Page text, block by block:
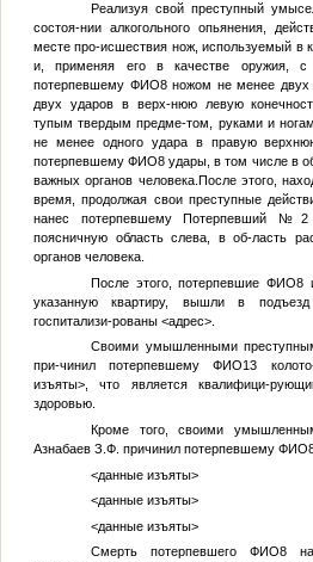
Реализуя свой преступный
состоя-нии алкогольного опьянения,
месте про-исшествия нож, используемый в
и, применяя его в качестве оружия,
потерпевшему ФИО8ножом не менее двух
двух ударов в верх-нюю левую
тупым твердым предме-том, руками и
не менее одного удара в правую
потерпевшемуФИО8 удары, в том числе в
важных органов человека.После этого,
время, продолжая свои преступные
нанес потерпевшемуПотерпевший №2
поясничную область слева, в об-ласть
органов человека.
После этого, потерпевшие ФИО8
указанную квартиру, вышли в
госпитализи-рованы <адрес>.
Своими умышленными
при-чинил потерпевшемуФИО13
изъяты>, что является квалифици-
здоровью.
Кроме того, своими
Азнабаев З.Ф. причинил потерпевшему
<данные изъяты>
<данные изъяты>
<данные изъяты>
Смерть потерпевшего ФИО8